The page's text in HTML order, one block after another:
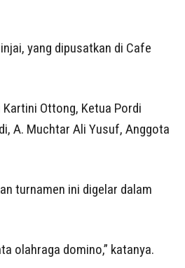
yang dipusatkan di Cafe
Ottong, Ketua Pordi
A. Muchtar Ali Yusuf, Anggota
turnamen ini digelar dalam
olahraga domino,” katanya.